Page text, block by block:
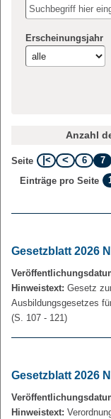
Erscheinungsjahr
Anzahl
Seite 6 7
Einträge pro Seite
Gesetzblatt 2026
Hinweistext: Gesetz
Ausbildungsgesetzes
(S. 107 - 121)
Gesetzblatt 2026
Hinweistext: